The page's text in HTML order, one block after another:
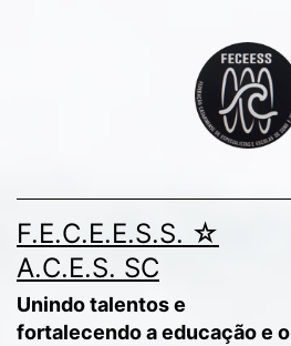
F.E.C.E.E.S.S. ☆
A.C.E.S. SC
Unindo talentos e
fortalecendo a educação e o